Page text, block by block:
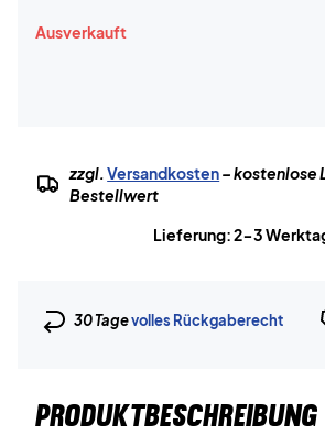
Ausverkauft
zzgl.Versandkosten– kostenlose
Bestellwert
Lieferung: 2-3
30 Tagevolles Rückgaberecht
PRODUKTBESCHREIBUNG